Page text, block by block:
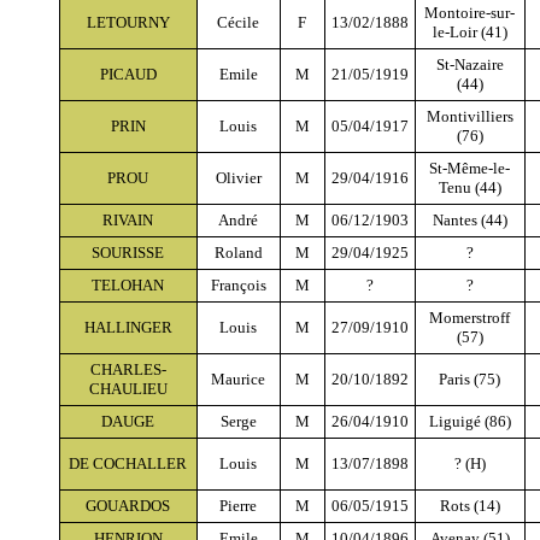
LETOURNY Cécile F 13/02/1888
Montoire-sur-
le-Loir (41)
PICAUD Emile M 21/05/1919
St-Nazaire
(44)
PRIN Louis M 05/04/1917
Montivilliers
(76)
PROU Olivier M 29/04/1916
St-Même-le-
Tenu (44)
RIVAIN
André M 06/12/1903
Nantes (44)
SOURISSE
Roland M 29/04/1925
?
TELOHAN
François M ? ?
HALLINGER Louis M 27/09/1910
Momerstroff
(57)
CHARLES-
CHAULIEU
Maurice M 20/10/1892 Paris (75)
DAUGE Serge M 26/04/1910 Liguigé (86)
DE COCHALLER Louis M 13/07/1898 ? (H)
GOUARDOS Pierre M 06/05/1915
Rots (14)